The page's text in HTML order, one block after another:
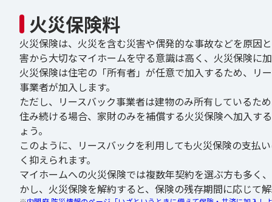
火災保険料
火災保険は、火災を含む災害や偶発的な事故などを原因
害から大切なマイホームを守る意識は高く、火災保険
火災保険は住宅の「所有者」が任意で加入するため、リ
事業者が加入します。
ただし、リースバック事業者は建物のみ所有しているた
住み続ける場合、家財のみを補償する火災保険へ加入す
ょう。
このように、リースバックを利用しても火災保険の支払
く抑えられます。
マイホームへの火災保険では複数年契約を選ぶ方も多く
かし、火災保険を解約すると、保険の残存期間に応じて